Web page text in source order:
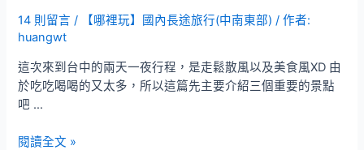
度
村
–
樂
應
14 則留言 / 【哪裡玩】國內長途旅行(中南東部) / 作者:
huangwt
這次來到台中的兩天一夜行程，是走鬆散風以及美食風XD 由
於吃吃喝喝的又太多，所以這篇先主要介紹三個重要的景點
吧 …
【哪
閱讀全文 »